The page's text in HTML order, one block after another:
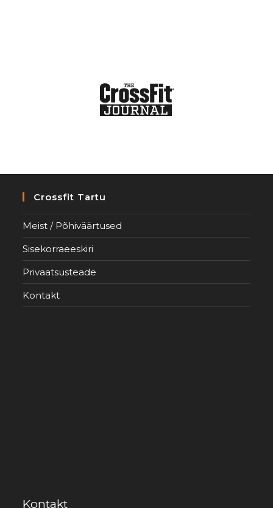
Crossfit Tartu
Meist / Põhiväärtused
Sisekorraeeskiri
Privaatsusteade
Kontakt
Kontakt